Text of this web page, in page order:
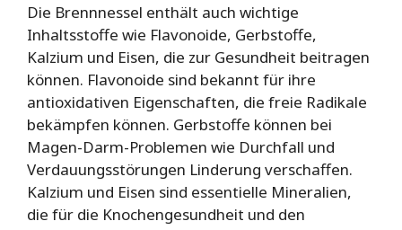
Die Brennnessel enthält auch wichtige
Inhaltsstoffe wie Flavonoide, Gerbstoffe,
Kalzium und Eisen, die zur Gesundheit beitragen
können. Flavonoide sind bekannt für ihre
antioxidativen Eigenschaften, die freie Radikale
bekämpfen können. Gerbstoffe können bei
Magen-Darm-Problemen wie Durchfall und
Verdauungsstörungen Linderung verschaffen.
Kalzium und Eisen sind essentielle Mineralien,
die für die Knochengesundheit und den